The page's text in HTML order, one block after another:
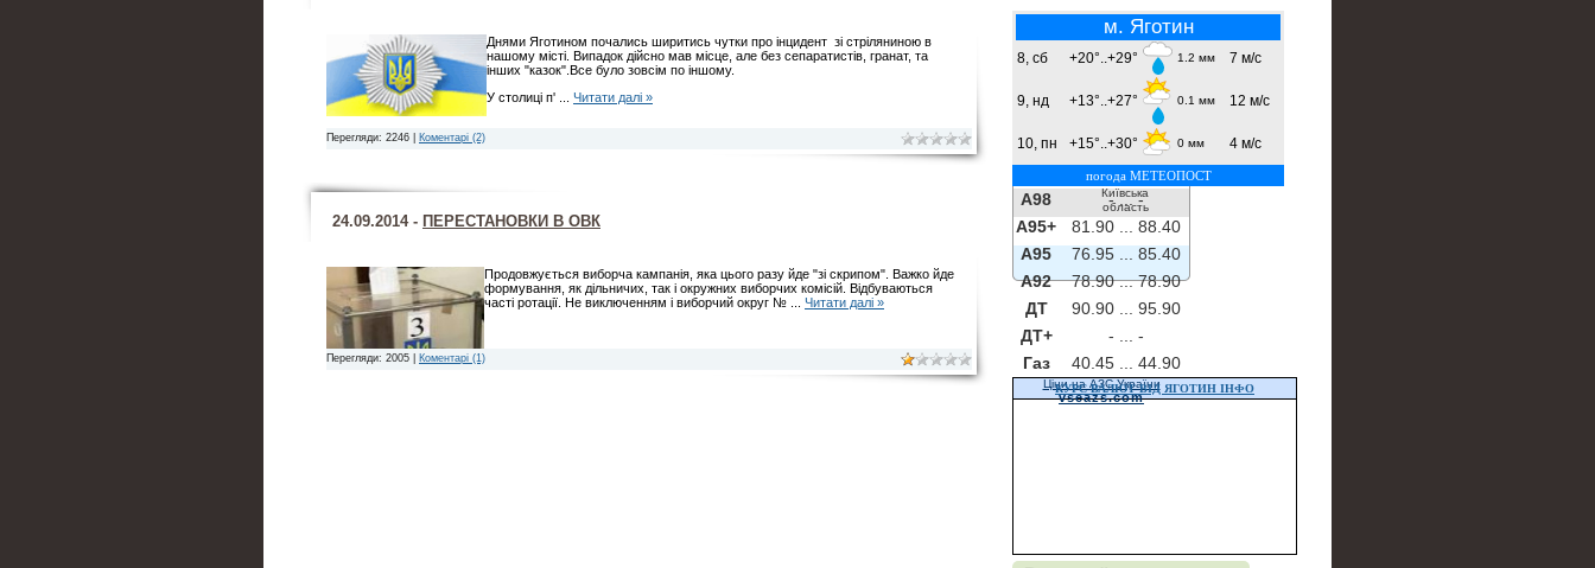
Днями Яготином почались ширитись чутки про інцидент зі стріляниною в
нашому місті. Випадок дійсно мав місце, але без сепаратистів, гранат, та
інших "казок".Все було зовсім по іншому.
У столиці п'
Читати далі »
Перегляди: 2246 | Коментарі (2)
24.09.2014 - ПЕРЕСТАНОВКИ В ОВК
Продовжується виборча кампанія, яка цього разу йде "зі скрипом". Важко йде
формування, як дільничих, так і окружних виборчих комісій. Відбуваються
часті ротації. Не виключенням і виборчий округ №
Читати далі »
Перегляди: 2005 | Коментарі (1)
м. Яготин
8, сб +20°..+29° 1.2 мм 7 м/с
9, нд +13°..+27° 0.1 мм 12 м/с
10, пн +15°..+30° 0 мм 4 м/с
погода МЕТЕОПОСТ
Київська
область
A98 - ...-
A95+
81.90 ...
88.40
A95
76.95 ...
85.40
A92
78.90 ...78.90
ДТ
90.90 ...
95.90
ДТ+
- ...
-
Газ
40.45 ... 44.90
Ціни на АЗС України
vseazs.com
КУРС ВАЛЮТ ВІД ЯГОТИН ІНФО